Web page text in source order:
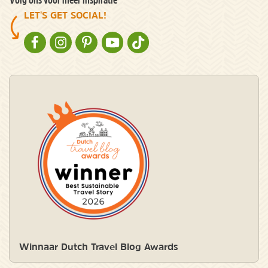
LET'S GET SOCIAL!
NATURESCANNER OP FACEBOOK
NATURESCANNER OP INSTAGRAM
NATURESCANNER OP PINTEREST
NATURESCANNER OP YOUTUBE
NATURESCANNER OP TIKTOK
Winnaar Dutch Travel Blog Awards